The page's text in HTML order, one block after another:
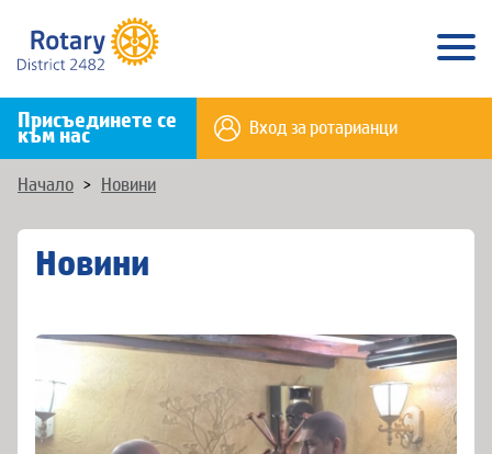
Присъединете се
към нас Вход за ротарианци
Начало > Новини
Новини